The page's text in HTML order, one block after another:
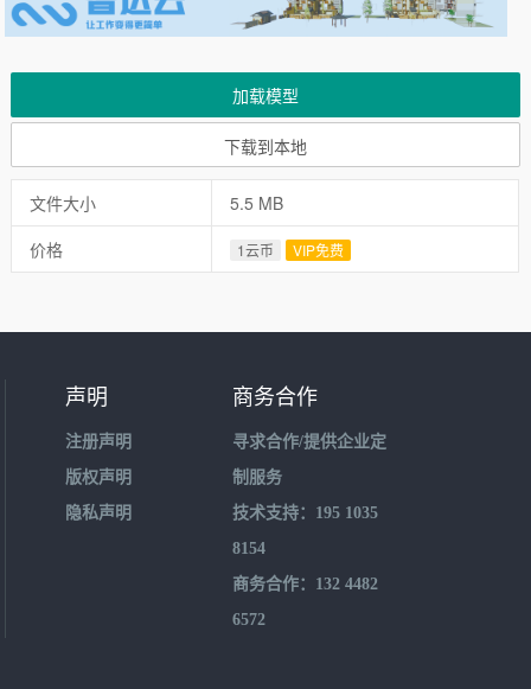
加载模型
下载到本地
文件大小
5.5 MB
价格
1云币 VIP免费
声明
注册声明
版权声明
隐私声明
商务合作
寻求合作/提供企业定
制服务
技术支持：195 1035
8154
商务合作：132 4482
6572